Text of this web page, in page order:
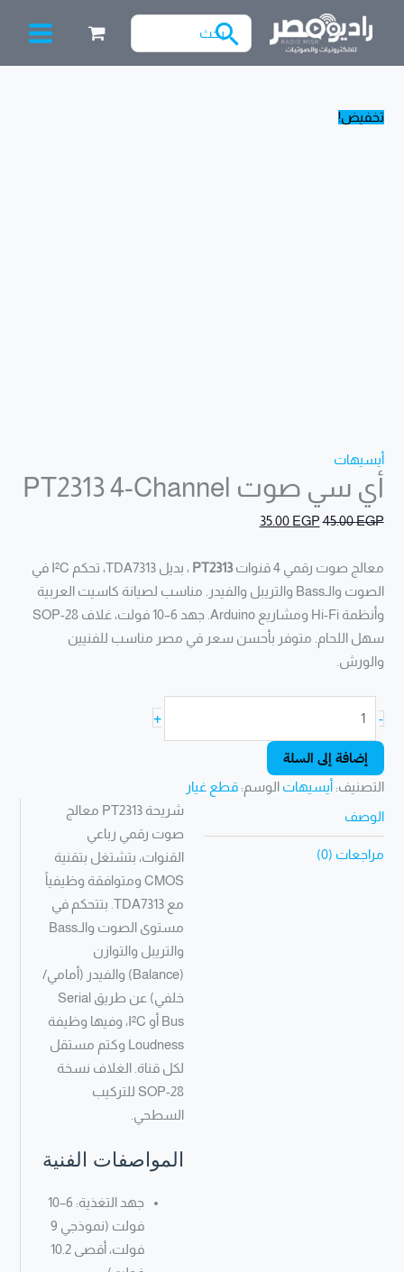
البحث
عن:
تخفيض!
أيسيهات
أي سي صوت PT2313 4-Channel
45.00EGP
35.00 EGP
معالج صوت رقمي 4 قنوات PT2313
، بديل TDA7313، تحكم I²C في
الصوت والـBass والتريبل والفيدر. مناسب لصيانة كاسيت العربية
وأنظمة Hi-Fi ومشاريع Arduino. جهد 6–10 فولت، غلاف SOP-28
سهل اللحام. متوفر بأحسن سعر في مصر مناسب للفنيين
والورش.
-
أي
+
إضافة إلى السلة
التصنيف: أيسيهات الوسم:قطع غيار
الوصف
مراجعات (0)
شريحة PT2313 معالج
صوت رقمي رباعي
القنوات، بتشتغل بتقنية
CMOS ومتوافقة وظيفياً
مع TDA7313. بتتحكم في
مستوى الصوت والـBass
والتريبل والتوازن
(Balance) والفيدر (أمامي/
خلفي) عن طريق Serial
Bus أو I²C، وفيها وظيفة
Loudness وكتم مستقل
لكل قناة. الغلاف نسخة
SOP-28 للتركيب
السطحي.
المواصفات الفنية
جهد التغذية: 6–10
فولت (نموذجي 9
فولت، أقصى 10.2